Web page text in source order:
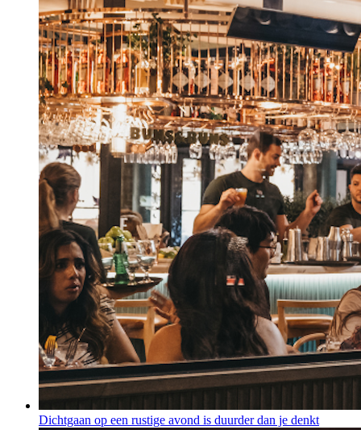
Dichtgaan op een rustige avond is duurder dan je denkt